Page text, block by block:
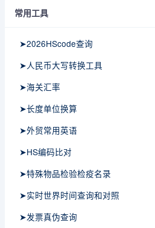
常用工具
➤2026HScode查询
➤人民币大写转换工具
➤海关汇率
➤长度单位换算
➤外贸常用英语
➤HS编码比对
➤特殊物品检验检疫名录
➤实时世界时间查询和对照
➤发票真伪查询